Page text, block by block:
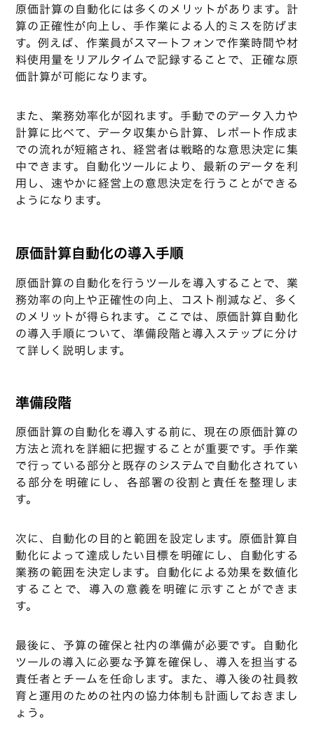
原価計算の自動化には多くのメリットがあります。計
算の正確性が向上し、手作業による人的ミスを防げま
す。例えば、作業員がスマートフォンで作業時間や材
料使用量をリアルタイムで記録することで、正確な原
価計算が可能になります。
また、業務効率化が図れます。手動でのデータ入力や
計算に比べて、データ収集から計算、レポート作成ま
での流れが短縮され、経営者は戦略的な意思決定に集
中できます。自動化ツールにより、最新のデータを利
用し、速やかに経営上の意思決定を行うことができる
ようになります。
原価計算自動化の導入手順
原価計算の自動化を行うツールを導入することで、業
務効率の向上や正確性の向上、コスト削減など、多く
のメリットが得られます。ここでは、原価計算自動化
の導入手順について、準備段階と導入ステップに分け
て詳しく説明します。
準備段階
原価計算の自動化を導入する前に、現在の原価計算の
方法と流れを詳細に把握することが重要です。手作業
で行っている部分と既存のシステムで自動化されてい
る部分を明確にし、各部署の役割と責任を整理しま
す。
次に、自動化の目的と範囲を設定します。原価計算自
動化によって達成したい目標を明確にし、自動化する
業務の範囲を決定します。自動化による効果を数値化
することで、導入の意義を明確に示すことができま
す。
最後に、予算の確保と社内の準備が必要です。自動化
ツールの導入に必要な予算を確保し、導入を担当する
責任者とチームを任命します。また、導入後の社員教
育と運用のための社内の協力体制も計画しておきまし
ょう。